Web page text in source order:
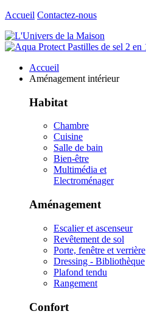
Accueil Contactez-nous
Accueil
Aménagement intérieur
Habitat
Chambre
Cuisine
Salle de bain
Bien-être
Multimédia et
Electroménager
Aménagement
Escalier et ascenseur
Revêtement de sol
Porte, fenêtre et verrière
Dressing - Bibliothèque
Plafond tendu
Rangement
Confort